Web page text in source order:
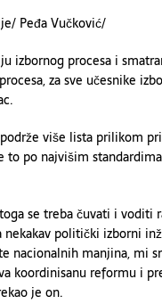
Peđa Vučković/
izbornog procesa i
za sve učesnike
više lista prilikom
to po najvišim
se treba čuvati i voditi
politički izborni
nacionalnih manjina, mi
koordinisanu reformu i
je on.